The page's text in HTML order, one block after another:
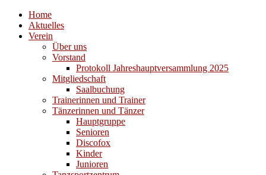
Home
Aktuelles
Verein
Über uns
Vorstand
Protokoll Jahreshauptversammlung 2025
Mitgliedschaft
Saalbuchung
Trainerinnen und Trainer
Tänzerinnen und Tänzer
Hauptgruppe
Senioren
Discofox
Kinder
Junioren